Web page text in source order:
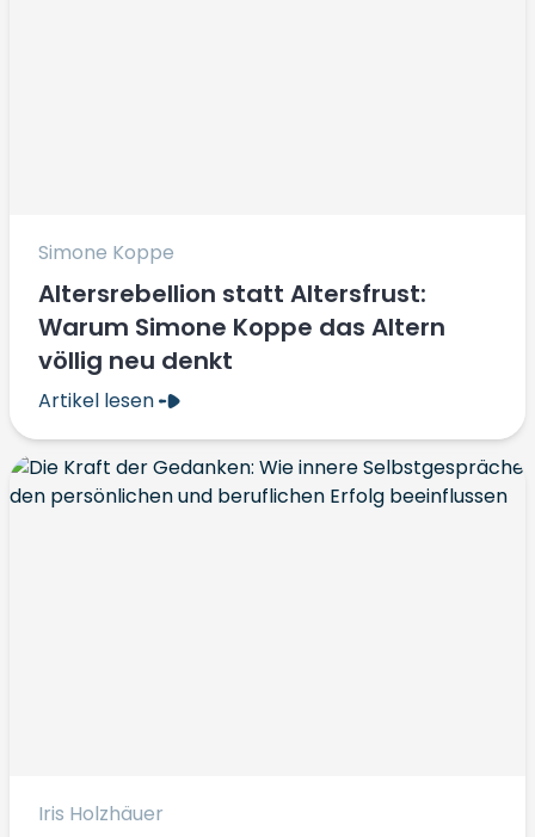
Simone Koppe
Altersrebellion statt Altersfrust:
Warum Simone Koppe das Altern
völlig neu denkt
Artikel lesen
Iris Holzhäuer